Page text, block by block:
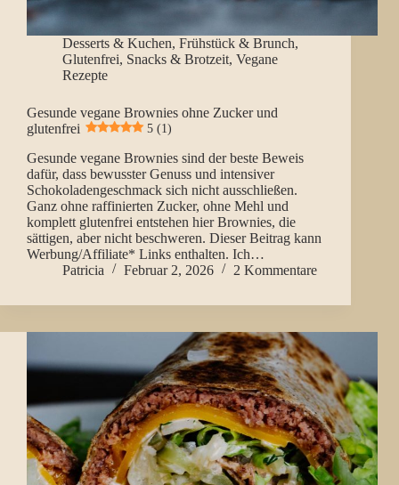
Desserts & Kuchen, Frühstück & Brunch,
Glutenfrei, Snacks & Brotzeit, Vegane
Rezepte
Gesunde vegane Brownies ohne Zucker und
glutenfrei
5 (1)
Gesunde vegane Brownies sind der beste Beweis
dafür, dass bewusster Genuss und intensiver
Schokoladengeschmack sich nicht ausschließen.
Ganz ohne raffinierten Zucker, ohne Mehl und
komplett glutenfrei entstehen hier Brownies, die
sättigen, aber nicht beschweren. Dieser Beitrag kann
Werbung/Affiliate* Links enthalten. Ich…
Patricia
Februar 2, 2026 2 Kommentare